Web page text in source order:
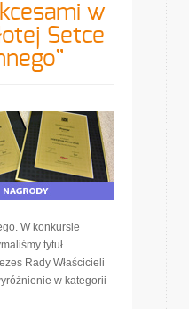
w
Setce
W konkursie
tytuł
Rady Właścicieli
w kategorii